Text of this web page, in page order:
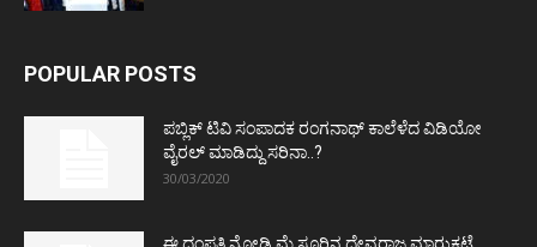
POPULAR POSTS
ಪಬ್ಲಿಕ್ ಟಿವಿ ಸಂಪಾದಕ ರಂಗನಾಥ್ ಕಾಲೆಳೆದ ವಿಡಿಯೋ
ವೈರಲ್ ಮಾಡಿದ್ದು ಸರಿನಾ..?
30/03/2020